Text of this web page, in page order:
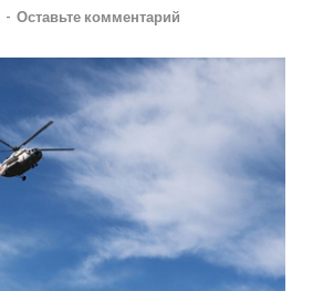
- Оставьте комментарий